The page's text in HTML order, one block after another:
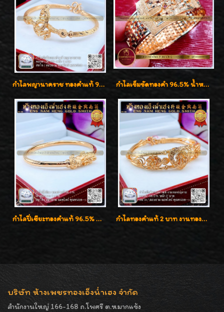
กำไลพญานาคราช ทองคำแท้ 96.5% น้ำหนัก 1 บาท เสริมสิริมงคล กำไลเข็มขัดทองคำ 96.5% น้ำหนัก 3 บาท หรูหรา สวยมากๆค่ะ
กำไลปี่เซียะทองคำแท้ 96.5% น้ำหนัก 1 บาท เสริมโชคลาภ กำไลทองคำแท้ 2 บาท งานทองฉลุลาย ดีไซน์หรูหรา สวยคลาสสิค
บริษัท ห้างเพชรทองเอ็งน่ำเฮง จำกัด
สำนักงานใหญ่ 166-168 ถ.โพศรี ต.หมากแข้ง